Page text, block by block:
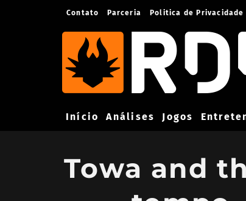
Contato Parceria Politica de Privacidade
Início Análises Jogos
Towa and